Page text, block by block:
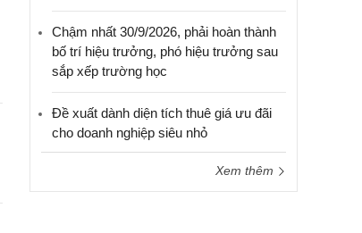
Chậm nhất 30/9/2026, phải hoàn thành
bố trí hiệu trưởng, phó hiệu trưởng sau
sắp xếp trường học
Đề xuất dành diện tích thuê giá ưu đãi
cho doanh nghiệp siêu nhỏ
Xem thêm